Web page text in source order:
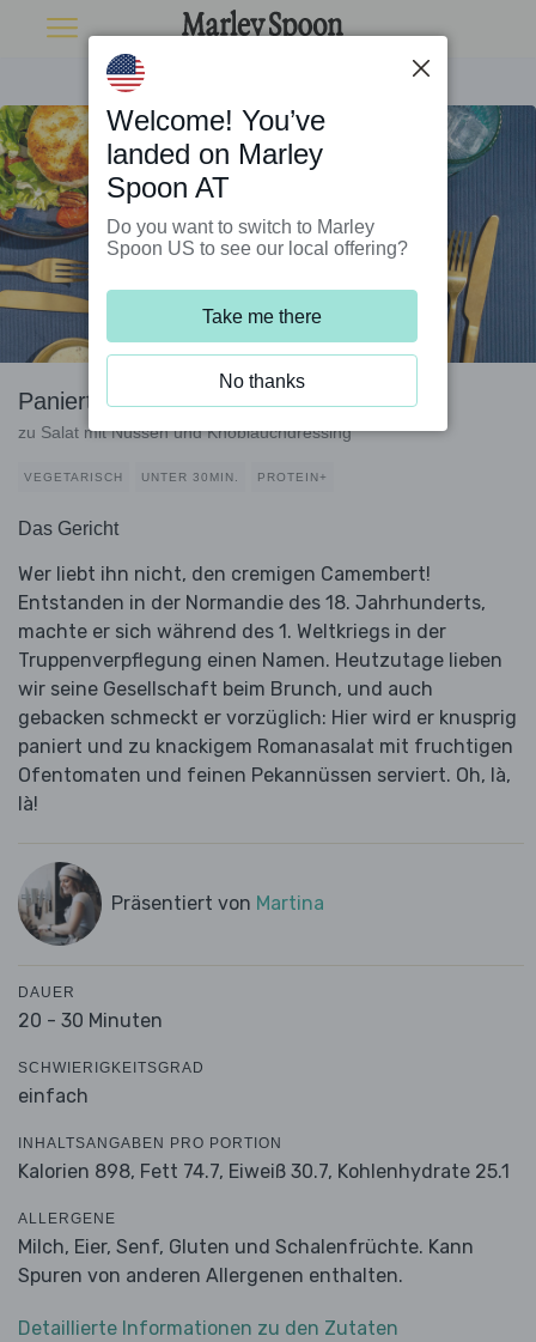
Panierter Camembert und Ofentomaten
zu Salat mit Nüssen und Knoblauchdressing
VEGETARISCH UNTER 30MIN. PROTEIN+
Das Gericht
Wer liebt ihn nicht, den cremigen Camembert!
Entstanden in der Normandie des 18. Jahrhunderts,
machte er sich während des 1. Weltkriegs in der
Truppenverpflegung einen Namen. Heutzutage lieben
wir seine Gesellschaft beim Brunch, und auch
gebacken schmeckt er vorzüglich: Hier wird er knusprig
paniert und zu knackigem Romanasalat mit fruchtigen
Ofentomaten und feinen Pekannüssen serviert. Oh, là,
là!
Präsentiert von Martina
DAUER
20 - 30 Minuten
SCHWIERIGKEITSGRAD
einfach
INHALTSANGABEN PRO PORTION
Kalorien 898, Fett 74.7, Eiweiß 30.7, Kohlenhydrate 25.1
ALLERGENE
Milch, Eier, Senf, Gluten und Schalenfrüchte. Kann
Spuren von anderen Allergenen enthalten.
Detaillierte Informationen zu den Zutaten
Welcome! You’ve
landed on Marley
Spoon AT
Do you want to switch to Marley
Spoon US to see our local offering?
Take me there
No thanks